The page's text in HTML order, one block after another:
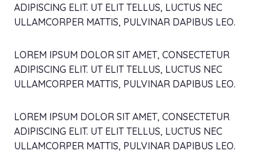
ADIPISCING ELIT. UT ELIT TELLUS, LUCTUS NEC
ULLAMCORPER MATTIS, PULVINAR DAPIBUS LEO.
LOREM IPSUM DOLOR SIT AMET, CONSECTETUR
ADIPISCING ELIT. UT ELIT TELLUS, LUCTUS NEC
ULLAMCORPER MATTIS, PULVINAR DAPIBUS LEO.
LOREM IPSUM DOLOR SIT AMET, CONSECTETUR
ADIPISCING ELIT. UT ELIT TELLUS, LUCTUS NEC
ULLAMCORPER MATTIS, PULVINAR DAPIBUS LEO.